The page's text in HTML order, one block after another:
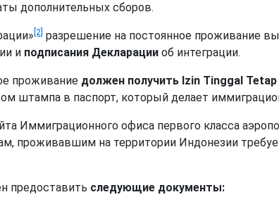
дополнительных сборов.
[2] разрешение на постоянное проживание
и подписания Декларации об интеграции.
проживание должен получить Izin Tinggal Tetap
штампа в паспорт, который делает
Иммиграционного офиса первого класса
проживавшим на территории Индонезии
предоставить следующие документы: